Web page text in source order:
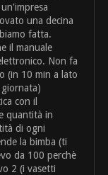
una decina
fatta.
il manuale
Non fa
(in 10 min a lato
con il
quantità in
di ogni
la bimba (ti
da 100 perchè
2 (i vasetti